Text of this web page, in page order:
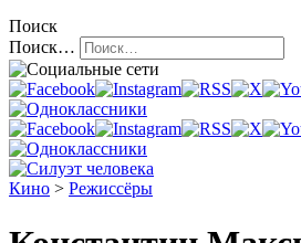
Поиск
Поиск…
Кино > Режиссёры